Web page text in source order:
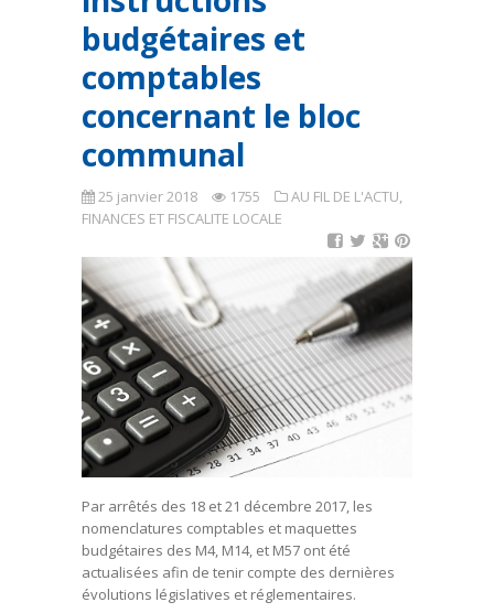
budgétaires et
comptables
concernant le bloc
communal
25 janvier 2018 1755 AU FIL DE L'ACTU,
FINANCES ET FISCALITE LOCALE
Par arrêtés des 18 et 21 décembre 2017, les
nomenclatures comptables et maquettes
budgétaires des M4, M14, et M57 ont été
actualisées afin de tenir compte des dernières
évolutions législatives et réglementaires.